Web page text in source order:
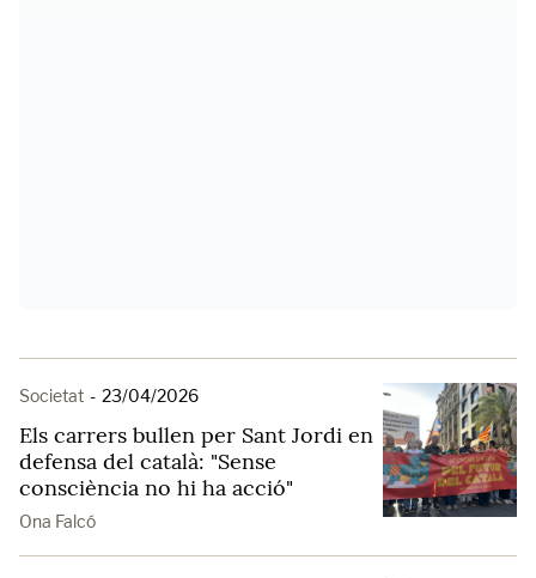
Societat - 23/04/2026
Els carrers bullen per Sant Jordi en
defensa del català: "Sense
consciència no hi ha acció"
Ona Falcó